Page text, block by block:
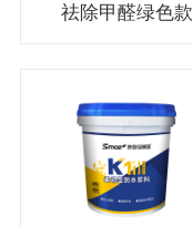
祛除甲醛绿色款